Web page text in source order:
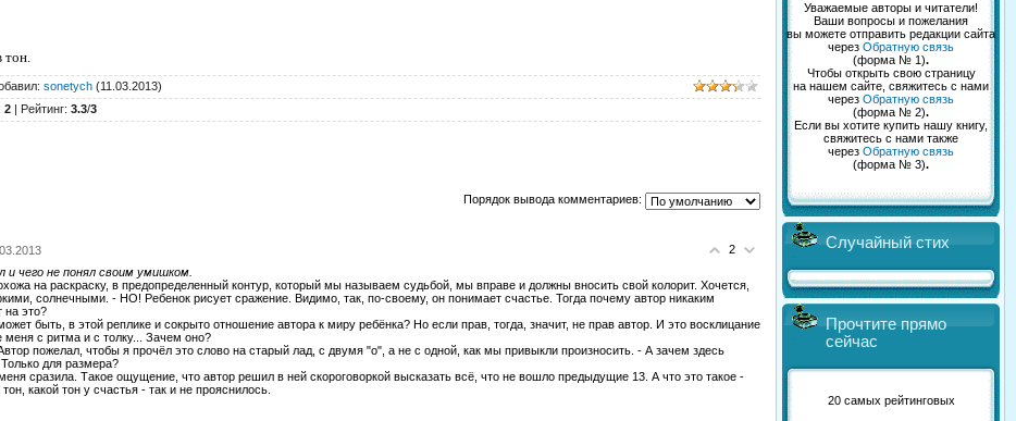
тон.
: sonetych (11.03.2013)
2 | Рейтинг: 3.3/3
Порядок вывода комментариев:
2
чего не понял своим умишком.
на раскраску, в предопределенный контур, который мы называем судьбой, мы вправе и должны вносить свой колорит. Хочется,
солнечными. - НО! Ребенок рисует сражение. Видимо, так, по-своему, он понимает счастье. Тогда почему автор никаким
на это?
быть, в этой реплике и сокрыто отношение автора к миру ребёнка? Но если прав, тогда, значит, не прав автор. И это восклицание
меня с ритма и с толку... Зачем оно?
пожелал, чтобы я прочёл это слово на старый лад, с двумя "о", а не с одной, как мы привыкли произносить. - А зачем здесь
для размера?
сразила. Такое ощущение, что автор решил в ней скороговоркой высказать всё, что не вошло предыдущие 13. А что это такое -
какой тон у счастья - так и не прояснилось.
Уважаемые авторы и читатели!
Ваши вопросы и пожелания
вы можете отправить редакции сайта
через Обратную связь
(форма № 1).
Чтобы открыть свою страницу
на нашем сайте, свяжитесь с нами
через Обратную связь
(форма № 2).
Если вы хотите купить нашу книгу,
свяжитесь с нами также
через Обратную связь
(форма № 3).
Случайный стих
Прочтите прямо
сейчас
20 самых рейтинговых